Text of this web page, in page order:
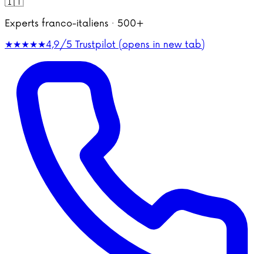
🇮🇹
Experts franco-italiens · 500+
★★★★★4,9/5 Trustpilot (opens in new tab)